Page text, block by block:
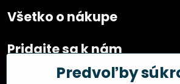
Všetko o nákupe
Pridajte sa k nám
FacebookPredvoľby